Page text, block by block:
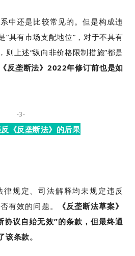
中还是比较常见的。但是构成违
“具有市场支配地位”，对于不具有
则上述“纵向非价格限制措施”都是
反垄断法》2022年修订前也是如
-3-
《反垄断法》的后果
律规定、司法解释均未规定违反
有效的问题。
《反垄断法草案》
协议自始无效”的条款，但最终通
条款。